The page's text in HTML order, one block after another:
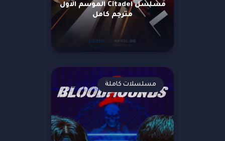
مسلسل Citadel الموسم الاول
مترجم كامل
مسلسلات كاملة